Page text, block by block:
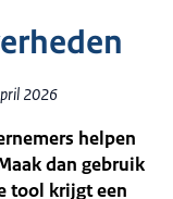
2026
helpen
dan gebruik
tool krijgt een